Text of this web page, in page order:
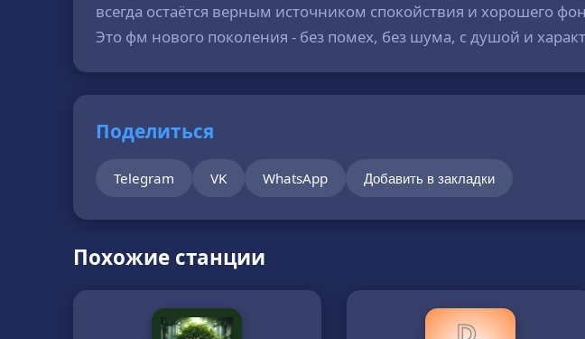
всегда остаётся верным источником спокойствия и хорошего
Это фм нового поколения - без помех, без шума, с душой и
Поделиться
Telegram VK WhatsApp Добавить в закладки
Похожие станции